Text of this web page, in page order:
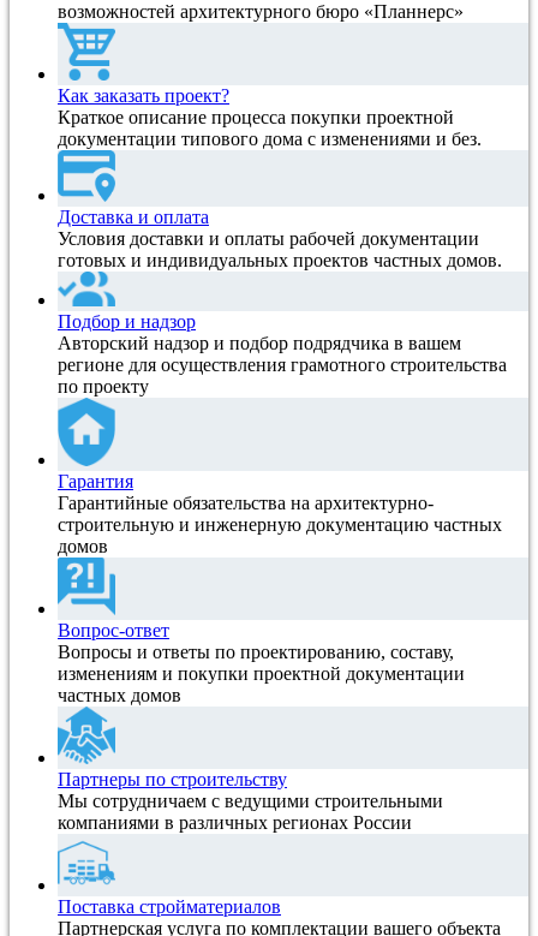
возможностей архитектурного бюро «Планнерс»
Как заказать проект?
Краткое описание процесса покупки проектной
документации типового дома с изменениями и без.
Доставка и оплата
Условия доставки и оплаты рабочей документации
готовых и индивидуальных проектов частных домов.
Подбор и надзор
Авторский надзор и подбор подрядчика в вашем
регионе для осуществления грамотного строительства
по проекту
Гарантия
Гарантийные обязательства на архитектурно-
строительную и инженерную документацию частных
домов
Вопрос-ответ
Вопросы и ответы по проектированию, составу,
изменениям и покупки проектной документации
частных домов
Партнеры по строительству
Мы сотрудничаем с ведущими строительными
компаниями в различных регионах России
Поставка стройматериалов
Партнерская услуга по комплектации вашего объекта